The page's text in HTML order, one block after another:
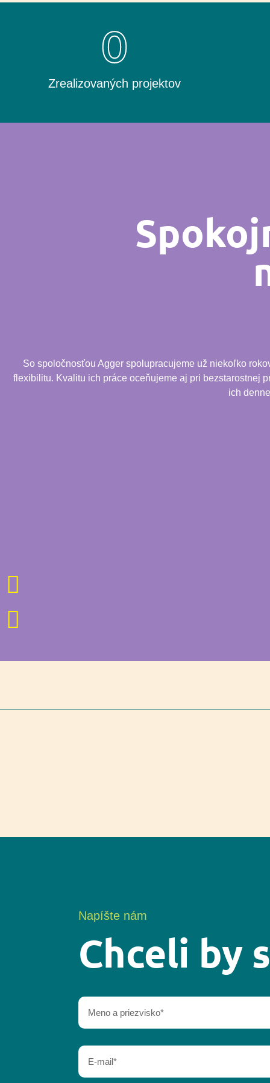
Zrealizovaných projektov
0
So spoločnosťou Agger spolupracujeme už niekoľko
flexibilitu. Kvalitu ich práce oceňujeme aj pri bezstarostnej
ich
Napíšte nám
Chceli by